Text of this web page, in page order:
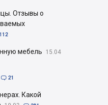
Отзывы о
112
мебель 15.04
 21
Какой